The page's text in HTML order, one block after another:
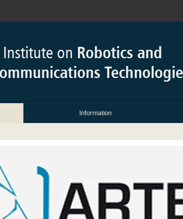
Information